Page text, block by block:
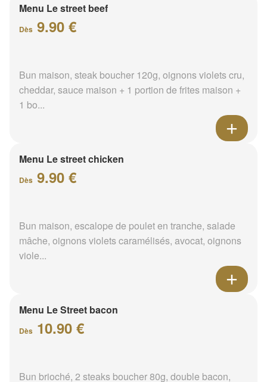
Menu Le street beef
Dès 9.90 €
Bun maison, steak boucher 120g, oignons violets cru,
cheddar, sauce maison + 1 portion de frites maison +
1 bo...
Menu Le street chicken
Dès 9.90 €
Bun maison, escalope de poulet en tranche, salade
mâche, oignons violets caramélisés, avocat, oignons
viole...
Menu Le Street bacon
Dès 10.90 €
Bun brioché, 2 steaks boucher 80g, double bacon,